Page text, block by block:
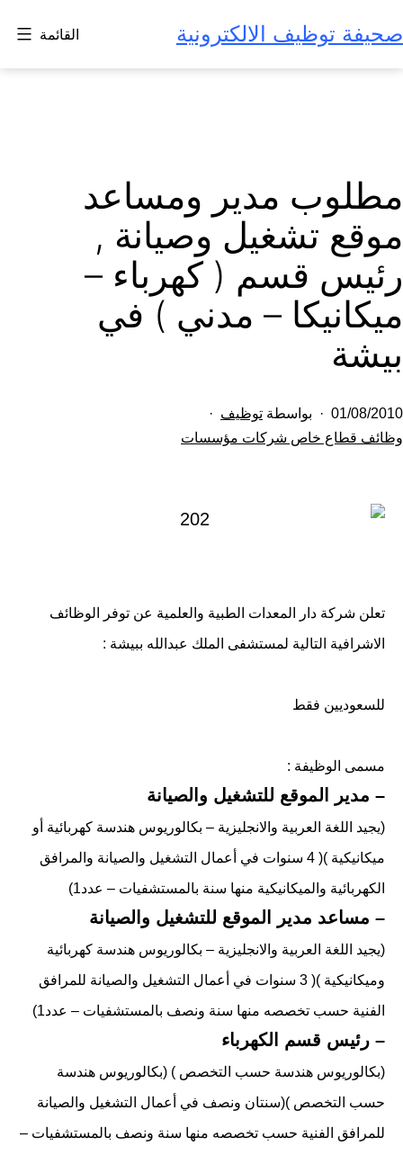
إلى
المحتوى
صحيفة توظيف الالكترونية القائمة
مطلوب مدير ومساعد
موقع تشغيل وصيانة ,
رئيس قسم ( كهرباء –
ميكانيكا – مدني ) في
بيشة
تم
النشر
01/08/2010 بواسطة توظيف
مصنف
وظائف قطاع خاص شركات مؤسسات
تعلن شركة دار المعدات الطبية والعلمية عن توفر الوظائف
الاشرافية التالية لمستشفى الملك عبدالله ببيشة :
للسعوديين فقط
مسمى الوظيفة :
– مدير الموقع للتشغيل والصيانة
(يجيد اللغة العربية والانجليزية – بكالوريوس هندسة كهربائية أو
ميكانيكية )( 4 سنوات في أعمال التشغيل والصيانة والمرافق
الكهربائية والميكانيكية منها سنة بالمستشفيات – عدد1)
– مساعد مدير الموقع للتشغيل والصيانة
(يجيد اللغة العربية والانجليزية – بكالوريوس هندسة كهربائية
وميكانيكية )( 3 سنوات في أعمال التشغيل والصيانة للمرافق
الفنية حسب تخصصه منها سنة ونصف بالمستشفيات – عدد1)
– رئيس قسم الكهرباء
(بكالوريوس هندسة حسب التخصص ) (بكالوريوس هندسة
حسب التخصص )(سنتان ونصف في أعمال التشغيل والصيانة
للمرافق الفنية حسب تخصصه منها سنة ونصف بالمستشفيات –